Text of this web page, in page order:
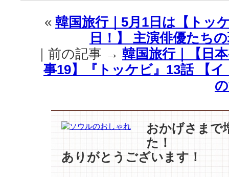
年
は
便
利
な
ス
« 韓国旅行｜5月1日は【トッ
日！】 主演俳優たち
｜前の記事 → 韓国旅行｜【日
事19】『トッケビ』13話 【
おかげさまで
た！
ありがとうございます！